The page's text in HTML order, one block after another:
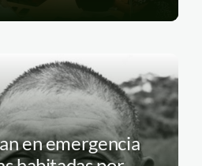
en emergencia